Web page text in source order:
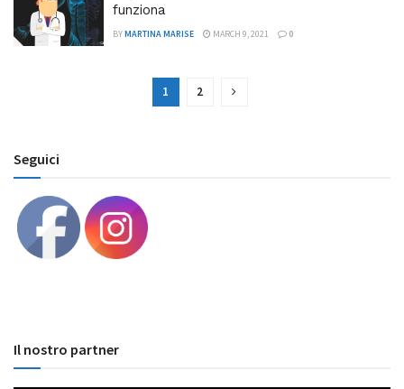
funziona
BYMARTINA MARISE MARCH 9, 2021 0
1 2
Seguici
Il nostro partner